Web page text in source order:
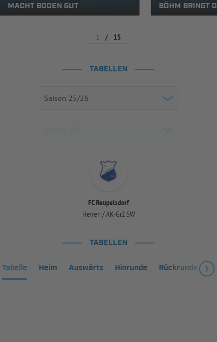
MACHT BODEN GUT
BÖHM BRINGT
1 / 15
TABELLEN
FC Reupelsdorf
Herren / AK-Gr2 SW
TABELLEN
Tabelle Heim Auswärts Hinrunde Rückrunde